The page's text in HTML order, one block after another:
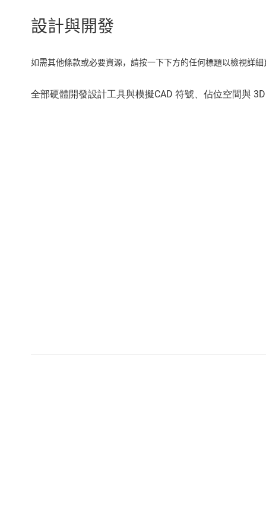
設計與開發
如需其他條款或必要資源，請按一下下方的任何標題以檢視詳